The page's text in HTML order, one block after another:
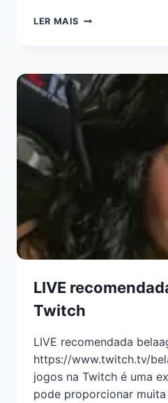
LER MAIS
LIVE
Twitch
LIVE recomendada
https://www.twitch.tv/
jogos na Twitch é uma
pode proporcionar